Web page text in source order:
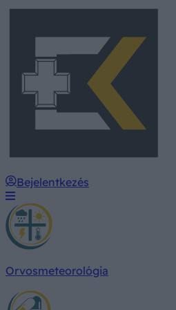
Bejelentkezés
Orvosmeteorológia